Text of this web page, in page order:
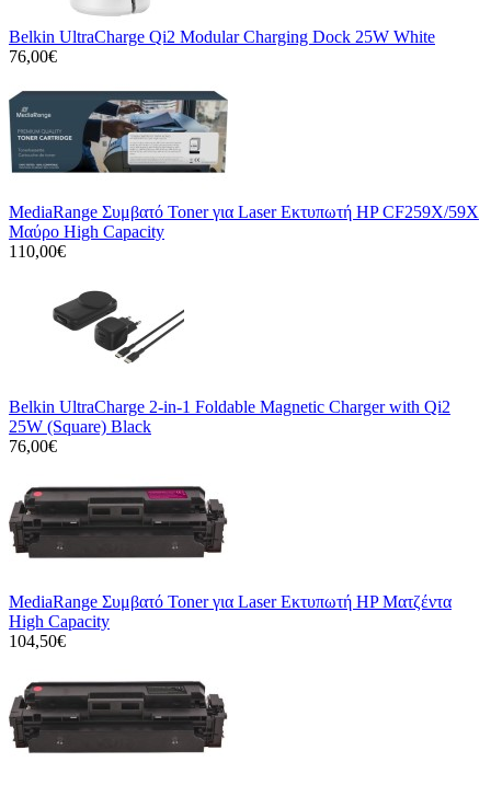
Belkin UltraCharge Qi2 Modular Charging Dock 25W White
76,00€
MediaRange Συμβατό Toner για Laser Εκτυπωτή HP CF259X/59X
Μαύρο High Capacity
110,00€
Belkin UltraCharge 2-in-1 Foldable Magnetic Charger with Qi2
25W (Square) Black
76,00€
MediaRange Συμβατό Toner για Laser Εκτυπωτή HP Ματζέντα
High Capacity
104,50€